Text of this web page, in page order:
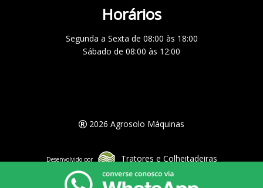
Horários
Segunda a Sexta de 08:00 às 18:00
Sábado de 08:00 às 12:00
2026 Agrosolo Máquinas
Desenvolvido por Tratores e Colheitadeiras